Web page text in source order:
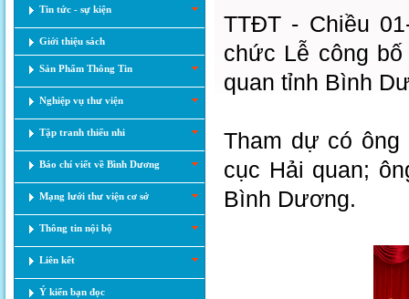
Tin tức - sự kiện
Giới thiệu sách
Sản Phẩm Thông Tin
Nghiệp vụ thư viện
Tập tranh thiếu nhi
Báo chí viết về Bình Dương
Mạng lưới thư viện cơ sở
Thông tin nội bộ
Liên kết
Ý kiến bạn đọc
TTĐT - Chiều
chức Lễ công
quan tỉnh Bình
Tham dự có ông
cục Hải quan;
Bình Dương.